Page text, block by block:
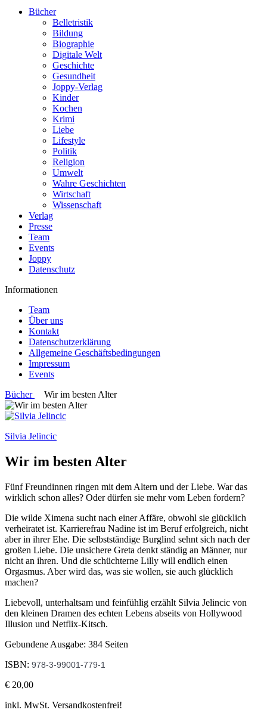
Bücher
Belletristik
Bildung
Biographie
Digitale Welt
Geschichte
Gesundheit
Joppy-Verlag
Kinder
Kochen
Krimi
Liebe
Lifestyle
Politik
Religion
Umwelt
Wahre Geschichten
Wirtschaft
Wissenschaft
Verlag
Presse
Team
Events
Joppy
Datenschutz
Informationen
Team
Über uns
Kontakt
Datenschutzerklärung
Allgemeine Geschäftsbedingungen
Impressum
Events
Bücher
Wir im besten Alter
Silvia Jelincic
Wir im besten Alter
Fünf Freundinnen ringen mit dem Altern und der Liebe. War das
wirklich schon alles? Oder dürfen sie mehr vom Leben fordern?
Die wilde Ximena sucht nach einer Affäre, obwohl sie glücklich
verheiratet ist. Karrierefrau Nadine ist im Beruf erfolgreich, nicht
aber in ihrer Ehe. Die selbstständige Burglind sehnt sich nach der
großen Liebe. Die unsichere Greta denkt ständig an Männer, nur
nicht an ihren. Und die schüchterne Lilly will endlich einen
Orgasmus. Aber wird das, was sie wollen, sie auch glücklich
machen?
Liebevoll, unterhaltsam und feinfühlig erzählt Silvia Jelincic von
den kleinen Dramen des echten Lebens abseits von Hollywood
Illusion und Netflix-Kitsch.
Gebundene Ausgabe: 384 Seiten
ISBN: 978-3-99001-779-1
€ 20,00
inkl. MwSt. Versandkostenfrei!